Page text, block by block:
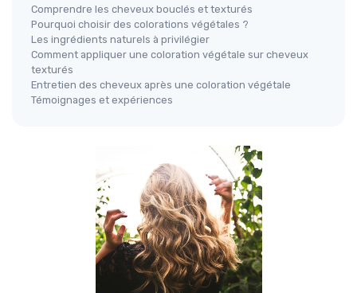
Comprendre les cheveux bouclés et texturés
Pourquoi choisir des colorations végétales ?
Les ingrédients naturels à privilégier
Comment appliquer une coloration végétale sur cheveux
texturés
Entretien des cheveux après une coloration végétale
Témoignages et expériences